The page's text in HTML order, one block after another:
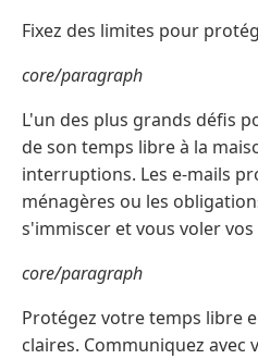
Fixez des limites pour
core/paragraph
L'un des plus grands défis
de son temps libre à la
interruptions. Les e-mails
ménagères ou les
s'immiscer et vous voler
core/paragraph
Protégez votre temps libre
claires. Communiquez